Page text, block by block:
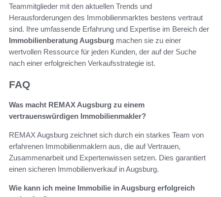
Teammitglieder mit den aktuellen Trends und
Herausforderungen des Immobilienmarktes bestens vertraut
sind. Ihre umfassende Erfahrung und Expertise im Bereich der
Immobilienberatung Augsburg machen sie zu einer
wertvollen Ressource für jeden Kunden, der auf der Suche
nach einer erfolgreichen Verkaufsstrategie ist.
FAQ
Was macht REMAX Augsburg zu einem
vertrauenswürdigen Immobilienmakler?
REMAX Augsburg zeichnet sich durch ein starkes Team von
erfahrenen Immobilienmaklern aus, die auf Vertrauen,
Zusammenarbeit und Expertenwissen setzen. Dies garantiert
einen sicheren Immobilienverkauf in Augsburg.
Wie kann ich meine Immobilie in Augsburg erfolgreich